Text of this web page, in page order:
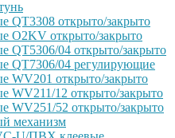
QT3308 открыто/закрыто
O2KV открыто/закрыто
QT5306/04 открыто/закрыто
QT7306/04 регулирующие
WV201 открыто/закрыто
WV211/12 открыто/закрыто
WV251/52 открыто/закрыто
механизм